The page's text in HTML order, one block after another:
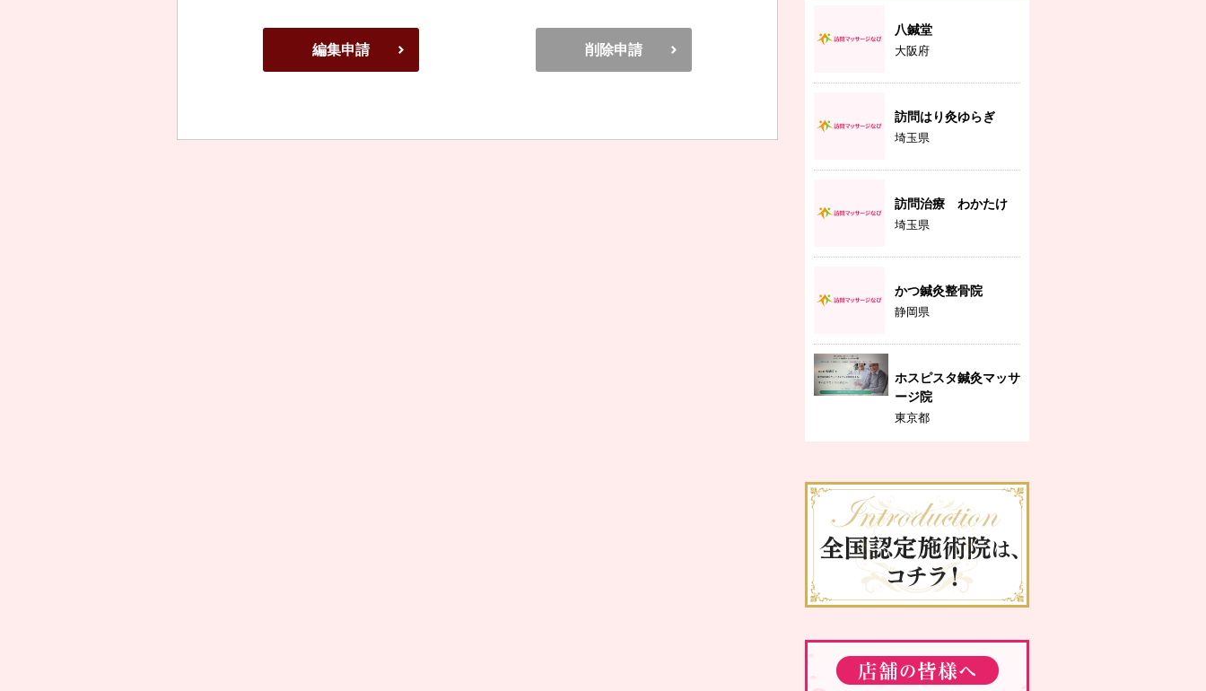
編集申請 削除申請
八鍼堂
大阪府
訪問はり灸ゆらぎ
埼玉県
訪問治療 わかたけ
埼玉県
かつ鍼灸整骨院
静岡県
ホスピスタ鍼灸マッサ
ージ院
東京都